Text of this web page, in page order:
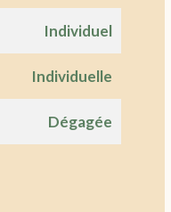
Individuel
Individuelle
Dégagée